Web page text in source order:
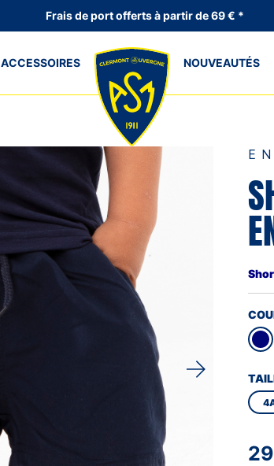
Frais de port offerts à partir de 69 € *
ACCESSOIRES NOUVEAUTÉS